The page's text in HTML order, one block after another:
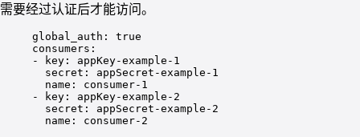
需要经过认证后才能访问。
global_auth : true
consumers :
-
key : appKey-example-1
secret : appSecret-example-1
name : consumer-1
-
key : appKey-example-2
secret : appSecret-example-2
name : consumer-2